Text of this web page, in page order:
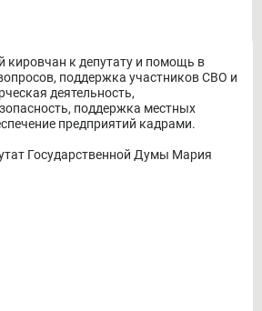
кировчан к депутату и помощь в
поддержка участников СВО и
деятельность,
поддержка местных
предприятий кадрами.
Государственной Думы Мария